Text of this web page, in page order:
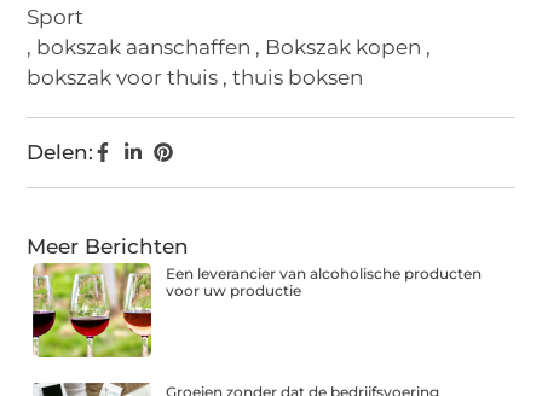
Sport
, bokszak aanschaffen , Bokszak kopen ,
bokszak voor thuis ,thuis boksen
Delen:
Meer Berichten
Een leverancier van alcoholische producten
voor uw productie
Groeien zonder dat de bedrijfsvoering